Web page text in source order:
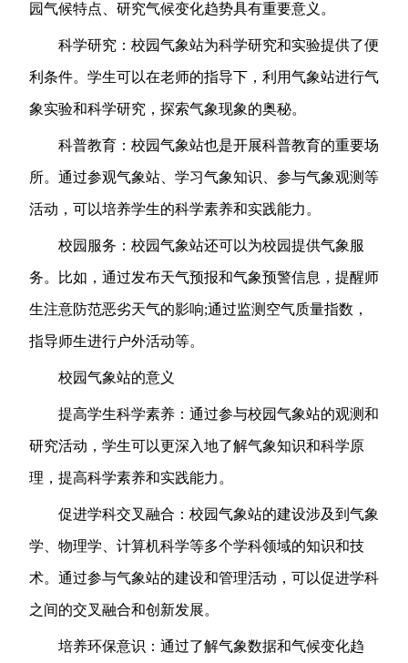
园气候特点、研究气候变化趋势具有重要意义。
科学研究：校园气象站为科学研究和实验提供了便
利条件。学生可以在老师的指导下，利用气象站进行气
象实验和科学研究，探索气象现象的奥秘。
科普教育：校园气象站也是开展科普教育的重要场
所。通过参观气象站、学习气象知识、参与气象观测等
活动，可以培养学生的科学素养和实践能力。
校园服务：校园气象站还可以为校园提供气象服
务。比如，通过发布天气预报和气象预警信息，提醒师
生注意防范恶劣天气的影响;通过监测空气质量指数，
指导师生进行户外活动等。
校园气象站的意义
提高学生科学素养：通过参与校园气象站的观测和
研究活动，学生可以更深入地了解气象知识和科学原
理，提高科学素养和实践能力。
促进学科交叉融合：校园气象站的建设涉及到气象
学、物理学、计算机科学等多个学科领域的知识和技
术。通过参与气象站的建设和管理活动，可以促进学科
之间的交叉融合和创新发展。
培养环保意识：通过了解气象数据和气候变化趋